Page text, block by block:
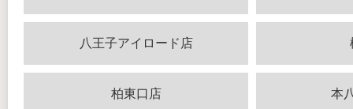
八王子アイロード店
柏東口店 本